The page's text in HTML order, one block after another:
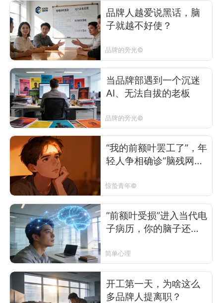
品牌人越爱说黑话，脑
子就越不好使？
品牌的旁光©
当品牌部遇到一个沉迷
AI、无法自拔的老板
品牌的旁光©
“我的前额叶罢工了”，年
轻人争相确诊“脑残网红
惊蛰青年©
“前额叶受损”进入当代电
子病历，你的脑子还好
简单心理
开工第一天，为啥这么
多品牌人提离职？